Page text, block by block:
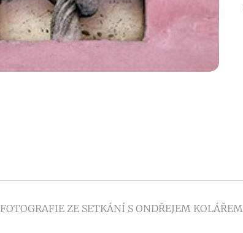
FOTOGRAFIE ZE SETKÁNÍ S ONDŘEJEM KOLÁŘEM